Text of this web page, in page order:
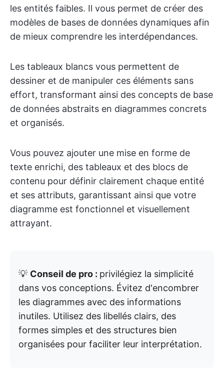
les entités faibles. Il vous permet de créer des
modèles de bases de données dynamiques afin
de mieux comprendre les interdépendances.
Les tableaux blancs vous permettent de
dessiner et de manipuler ces éléments sans
effort, transformant ainsi des concepts de base
de données abstraits en diagrammes concrets
et organisés.
Vous pouvez ajouter une mise en forme de
texte enrichi, des tableaux et des blocs de
contenu pour définir clairement chaque entité
et ses attributs, garantissant ainsi que votre
diagramme est fonctionnel et visuellement
attrayant.
💡 Conseil de pro : privilégiez la simplicité
dans vos conceptions. Évitez d'encombrer
les diagrammes avec des informations
inutiles. Utilisez des libellés clairs, des
formes simples et des structures bien
organisées pour faciliter leur interprétation.